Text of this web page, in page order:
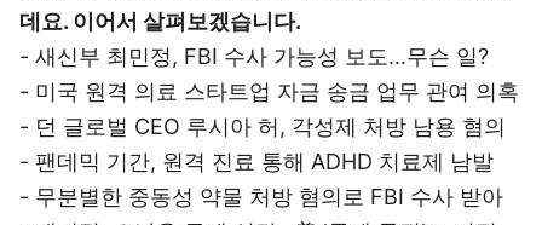
데요. 이어서 살펴보겠습니다.
- 새신부 최민정, FBI 수사 가능성 보도…무슨 일?
- 미국 원격 의료 스타트업 자금 송금 업무 관여 의혹
- 던 글로벌 CEO 루시아 허, 각성제 처방 남용 혐의
- 팬데믹 기간, 원격 진료 통해 ADHD 치료제 남발
- 무분별한 중동성 약물 처방 혐의로 FBI 수사 받아